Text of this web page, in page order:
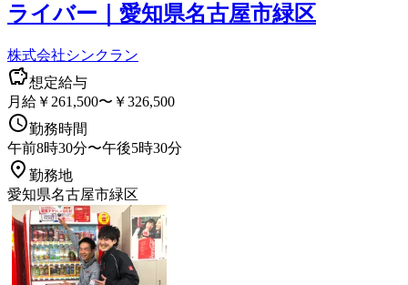
ライバー｜愛知県名古屋市緑区
株式会社シンクラン
想定給与
月給￥261,500〜￥326,500
勤務時間
午前8時30分〜午後5時30分
勤務地
愛知県名古屋市緑区